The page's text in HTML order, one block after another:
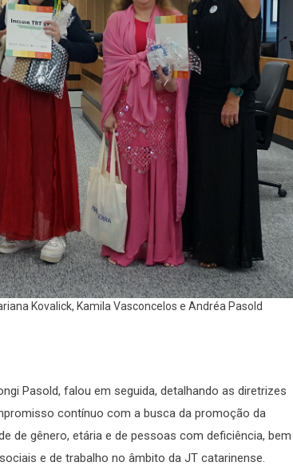
Kovalick, Kamila Vasconcelos e Andréa Pasold
Pasold, falou em seguida, detalhando as diretrizes
contínuo com a busca da promoção da
de gênero, etária e de pessoas com deficiência, bem
e de trabalho no âmbito da JT catarinense.